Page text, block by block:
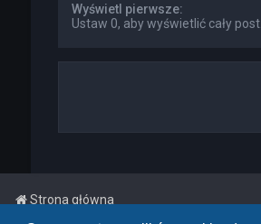
Wyświetl pierwsze:
Ustaw 0, aby wyświetlić cały post.
Strona główna